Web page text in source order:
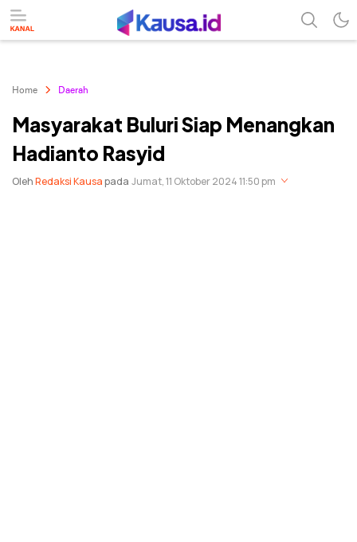
Home Daerah
Masyarakat Buluri Siap Menangkan
Hadianto Rasyid
OlehRedaksi Kausapada Jumat, 11 Oktober 2024 11:50 pm